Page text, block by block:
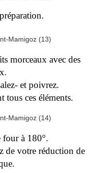
morceaux avec des
et poivrez.
tous ces éléments.
four à 180°.
de votre réduction de